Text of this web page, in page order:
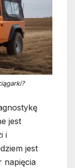
jest
i
jest
napięcia